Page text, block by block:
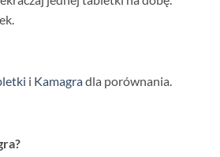
i Kamagradla porównania.